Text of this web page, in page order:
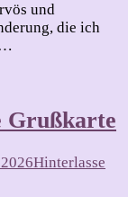
und
die ich
Grußkarte
Hinterlasse